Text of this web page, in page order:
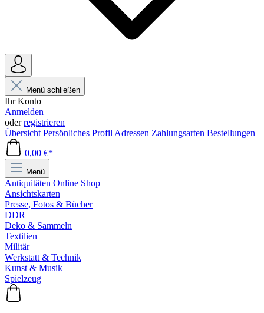
Menü schließen
Ihr Konto
Anmelden
oderregistrieren
Übersicht Persönliches Profil Adressen Zahlungsarten Bestellungen
0,00 €*
Menü
Antiquitäten Online Shop
Ansichtskarten
Presse, Fotos & Bücher
DDR
Deko & Sammeln
Textilien
Militär
Werkstatt & Technik
Kunst & Musik
Spielzeug